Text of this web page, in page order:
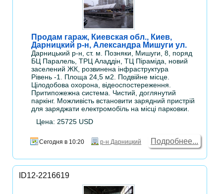
Продам гараж, Киевская обл., Киев,
Дарницкий р-н, Александра Мишуги ул.
Дарницький р-н, ст. м. Позняки, Мишуги, 8, поряд
БЦ Паралель, ТРЦ Аладдін, ТЦ Піраміда, новий
заселений ЖК, розвинена інфраструктура
Рівень -1. Площа 24,5 м2. Подвійне місце.
Цілодобова охорона, відеоспостереження.
Притипожежна система. Чистий, доглянутий
паркінг. Можливість встановити зарядний пристрій
для заряджати електромобіль на місці парковки.
Цена: 25725 USD
Сегодня в 10:20 р-н Дарницкий Подробнее...
ID12-2216619